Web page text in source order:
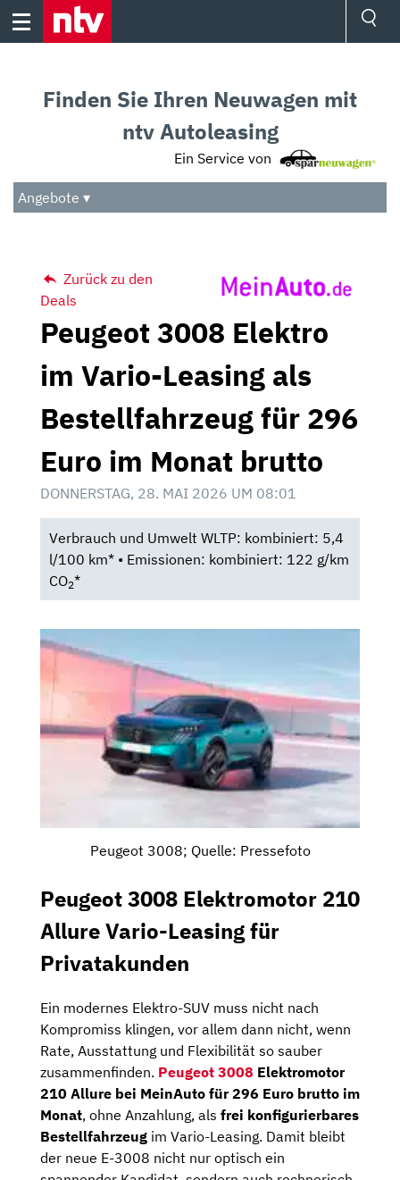
Skip
Audio
Das Beste
Finden Sie Ihren Neuwagen mit
ntv Autoleasing
Ein Service von
Angebote ▾
Zurück zu den
Deals
Peugeot 3008 Elektro
im Vario-Leasing als
Bestellfahrzeug für 296
Euro im Monat brutto
DONNERSTAG, 28. MAI 2026 UM 08:01
Verbrauch und Umwelt WLTP: kombiniert: 5,4
l/100 km* • Emissionen: kombiniert: 122 g/km
CO2*
Peugeot 3008; Quelle: Pressefoto
Peugeot 3008 Elektromotor 210
Allure Vario-Leasing für
Privatakunden
Ein modernes Elektro-SUV muss nicht nach
Kompromiss klingen, vor allem dann nicht, wenn
Rate, Ausstattung und Flexibilität so sauber
zusammenfinden. Peugeot 3008 Elektromotor
210 Allure bei MeinAuto für 296 Euro brutto im
Monat, ohne Anzahlung, als frei konfigurierbares
Bestellfahrzeug im Vario-Leasing. Damit bleibt
der neue E-3008 nicht nur optisch ein